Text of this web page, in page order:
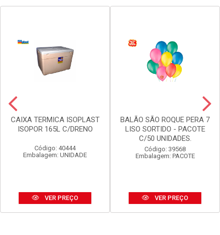
CAIXA TERMICA ISOPLAST
ISOPOR 165L C/DRENO
Código: 40444
Embalagem: UNIDADE
VER PREÇO
BALÃO SÃO ROQUE PERA 7
LISO SORTIDO - PACOTE
C/50 UNIDADES.
Código: 39568
Embalagem: PACOTE
VER PREÇO